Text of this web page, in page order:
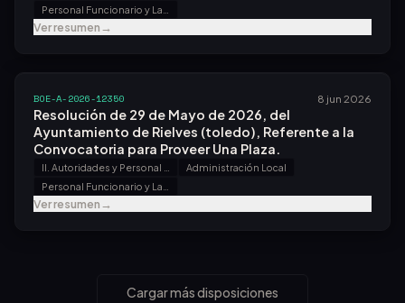
Ver resumen→
BOE-A-2026-12350 8 jun 2026
Resolución de 29 de Mayo de 2026, del
Ayuntamiento de Rielves (toledo), Referente a la
Convocatoria para Proveer Una Plaza.
Administración Local
Ver resumen→
Cargar más disposiciones